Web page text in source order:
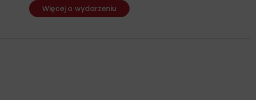
Więcej o wydarzeniu